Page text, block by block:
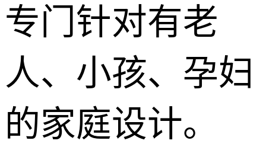
专门针对有老
人、小孩、孕妇
的家庭设计。